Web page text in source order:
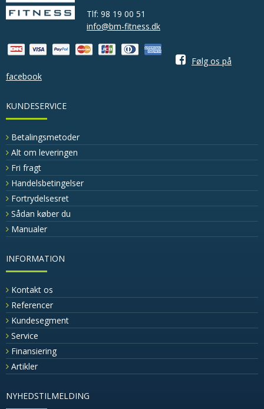
Tlf: 98 19 00 51
info@bm-fitness.dk
Følg os på
facebook
KUNDESERVICE
Betalingsmetoder
Alt om leveringen
Fri fragt
Handelsbetingelser
Fortrydelsesret
Sådan køber du
Manualer
INFORMATION
Kontakt os
Referencer
Kundesegment
Service
Finansiering
Artikler
NYHEDSTILMELDING